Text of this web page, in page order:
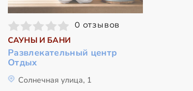
0 отзывов
САУНЫ И БАНИ
Развлекательный центр
Отдых
Солнечная улица, 1